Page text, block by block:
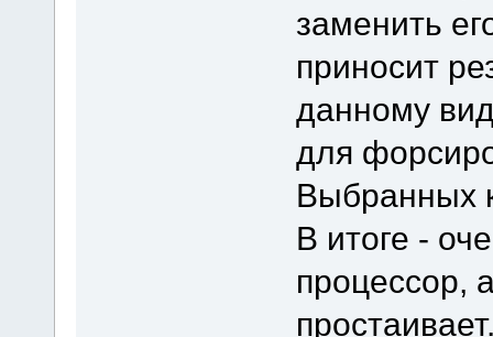
заменить
приносит
данному
для
Выбранных
В итоге -
процессор,